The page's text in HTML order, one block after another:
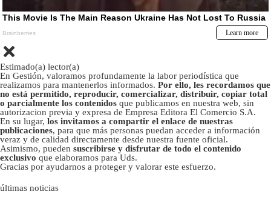
Estimado(a) lector(a)
En Gestión, valoramos profundamente la labor periodística que
realizamos para mantenerlos informados. Por ello, les recordamos que
no está permitido, reproducir, comercializar, distribuir, copiar total
o parcialmente los contenidos que publicamos en nuestra web, sin
autorizacion previa y expresa de Empresa Editora El Comercio S.A.
En su lugar, los invitamos a compartir el enlace de nuestras
publicaciones, para que más personas puedan acceder a información
veraz y de calidad directamente desde nuestra fuente oficial.
Asimismo, pueden suscribirse y disfrutar de todo el contenido
exclusivo que elaboramos para Uds.
Gracias por ayudarnos a proteger y valorar este esfuerzo.
últimas noticias